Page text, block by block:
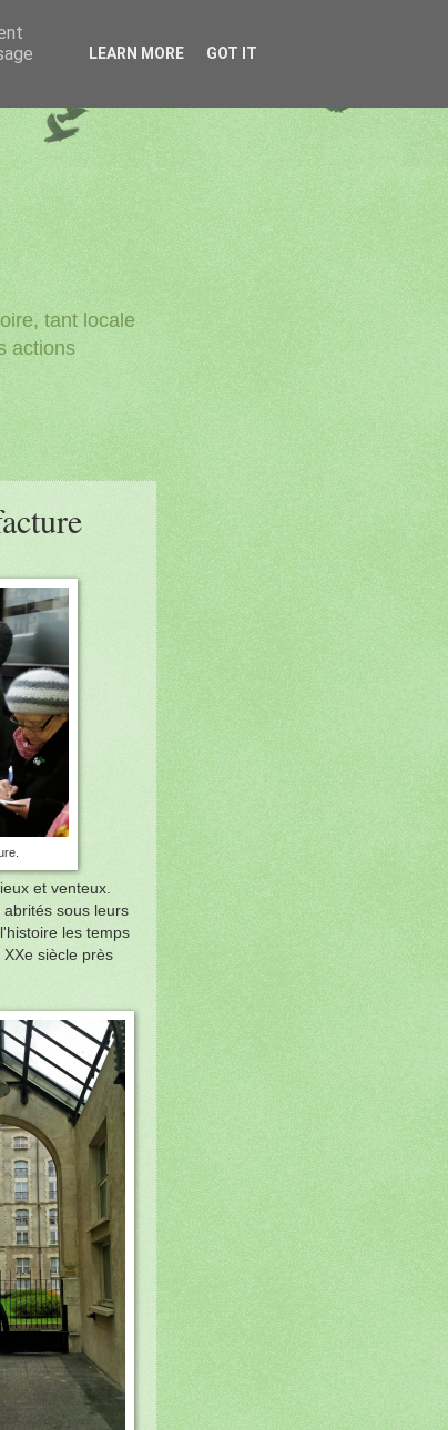
tant locale
actions
et venteux.
sous leurs
les temps
siècle près
LEARN MORE GOT IT